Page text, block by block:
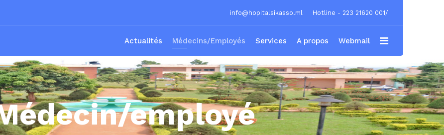
info@hopitalsikasso.ml Hotline - 223 21620 001/
Actualités Médecins/Employés Services A propos Webmail
employé